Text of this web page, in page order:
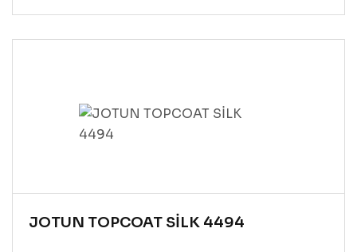
JOTUN TOPCOAT SİLK 4494